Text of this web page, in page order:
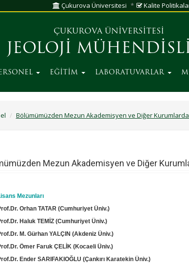
Çukurova Üniversitesi Kalite
ÇUKUROVA ÜNİVERSİTESİ
JEOLOJİ
EĞİTİM LABORATUVARLAR
Bölümümüzden Mezun Akademisyen ve Diğer Kurumlarda
Mezun Akademisyen ve Diğer
Mezunları
Orhan TATAR (Cumhuriyet Üniv.)
Haluk TEMİZ (Cumhuriyet Üniv.)
M. Gürhan YALÇIN (Akdeniz Üniv.)
Ömer Faruk ÇELİK (Kocaeli Üniv.)
Ender SARIFAKIOĞLU (Çankırı Karatekin Üniv.)